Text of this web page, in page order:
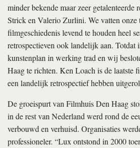
minder bekende maar zeer getalenteerde
Strick en Valerio Zurlini. We vatten onze
filmgeschiedenis levend te houden heel
retrospectieven ook landelijk aan. Totdat
kunstenplan in werking trad en wij
Haag te richten. Ken Loach is de laatste
een landelijk retrospectief hebben
De groeispurt van Filmhuis Den Haag
in de rest van Nederland werd rond de
verbouwd en verhuisd. Organisaties
professioneler. “Lux ontstond in 2000